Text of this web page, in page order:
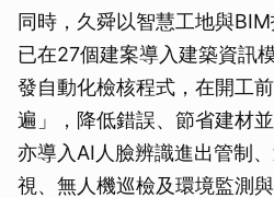
同時，久舜以智慧工地與
已在27個建案導入建築資訊
發自動化檢核程式，在開工
遍」，降低錯誤、節省建材
亦導入AI人臉辨識進出管制
視、無人機巡檢及環境監測